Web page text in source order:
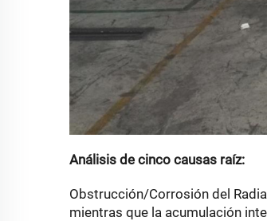
Análisis de cinco causas raíz:
Obstrucción/Corrosión del
mientras que la acumulación